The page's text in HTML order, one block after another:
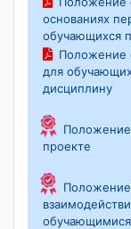
основаниях
обучающихся
Положение
для
дисциплину
проекте